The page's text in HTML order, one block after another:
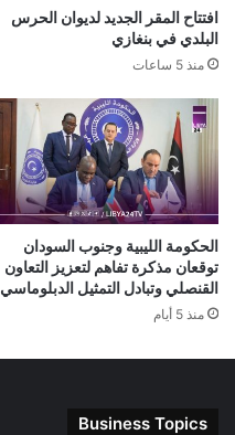
افتتاح المقر الجديد لديوان الحرس
البلدي في بنغازي
منذ 5 ساعات
الحكومة الليبية وجنوب السودان
توقعان مذكرة تفاهم لتعزيز التعاون
القنصلي وتبادل التمثيل الدبلوماسي
منذ 5 أيام
Business Topics